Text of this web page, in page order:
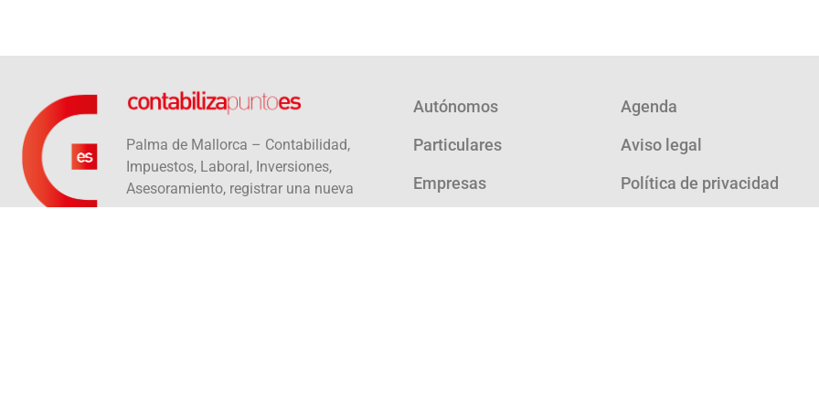
Palma de Mallorca – Contabilidad,
Impuestos, Laboral, Inversiones,
Asesoramiento, registrar una nueva
empresa
Autónomos
Particulares
Empresas
Agenda
Aviso legal
Política de privacidad